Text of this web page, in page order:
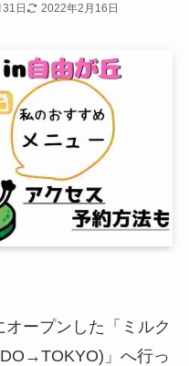
日 2022年2月16日
ープンした「ミルク
」へ行っ